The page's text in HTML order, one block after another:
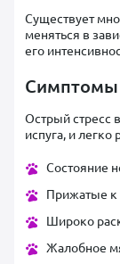
Существует
меняться в
его
Симптомы
Острый стресс
испуга, и легко
Состояние
Прижатые к
Широко
Жалобное